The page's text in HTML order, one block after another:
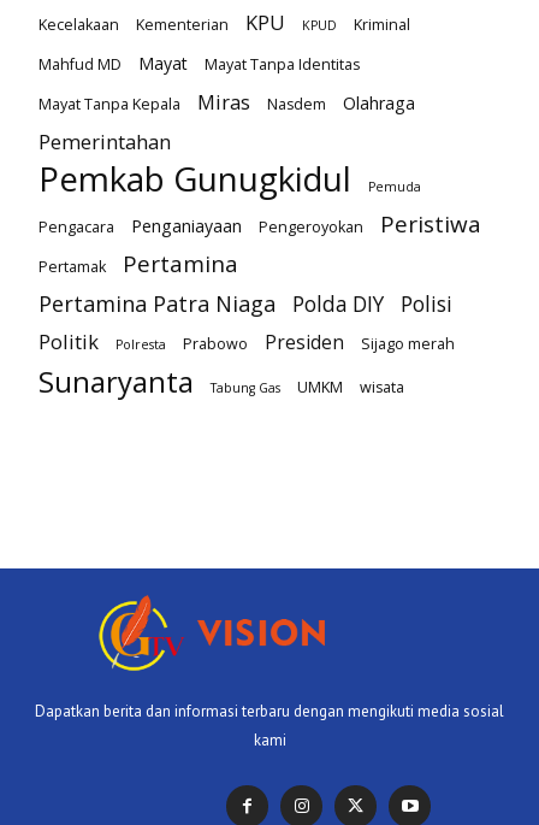
Kecelakaan
Kementerian KPU KPUD
Kriminal
Mahfud MD
Mayat
Mayat Tanpa Identitas
Mayat Tanpa Kepala
Miras Nasdem Olahraga
Pemerintahan
Pemkab Gunugkidul Pemuda
Pengacara Penganiayaan Pengeroyokan Peristiwa
Pertamak Pertamina
Pertamina Patra Niaga Polda DIY
Polisi
Politik
Polresta Prabowo Presiden Sijago merah
Sunaryanta Tabung Gas UMKM wisata
Dapatkan berita dan informasi terbaru dengan mengikuti media sosial
kami